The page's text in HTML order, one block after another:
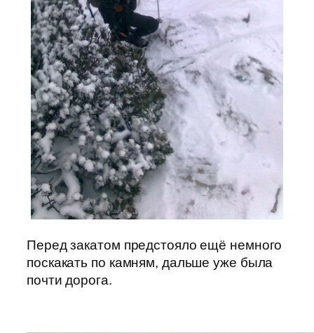
Перед закатом предстояло ещё немного
поскакать по камням, дальше уже была
почти дорога.